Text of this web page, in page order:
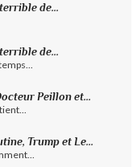
de...
de...
Peillon et...
Trump et Le...